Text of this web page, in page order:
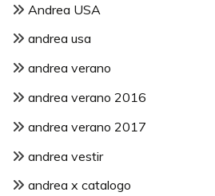
Andrea USA
andrea usa
andrea verano
andrea verano 2016
andrea verano 2017
andrea vestir
andrea x catalogo